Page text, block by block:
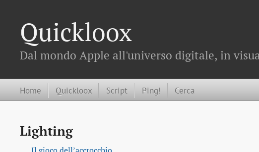
Quickloox
Dal mondo Apple all'universo digitale, in
Home Quickloox Script Ping! Cerca
Lighting